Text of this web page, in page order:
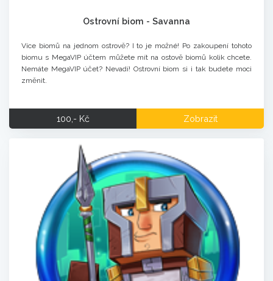
Ostrovní biom - Savanna
Více biomů na jednom ostrově? I to je možné! Po zakoupení tohoto
biomu s MegaVIP účtem můžete mít na ostově biomů kolik chcete.
Nemáte MegaVIP účet? Nevadí! Ostrovní biom si i tak budete moci
změnit.
100,- Kč Zobrazit